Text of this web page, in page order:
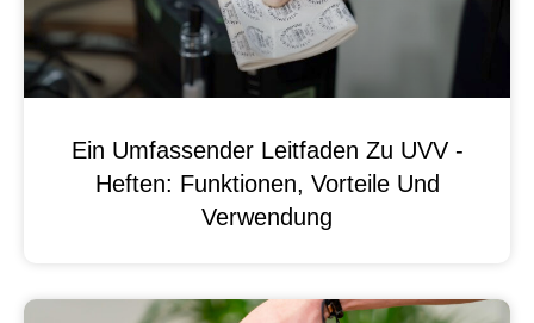
Ein Umfassender Leitfaden Zu UVV -
Heften: Funktionen, Vorteile Und
Verwendung